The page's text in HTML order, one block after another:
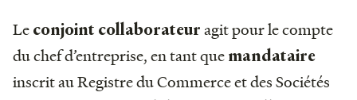
Le conjoint collaborateur agit pour le compte
du chef d’entreprise, en tant que mandataire
inscrit au Registre du Commerce et des Sociétés